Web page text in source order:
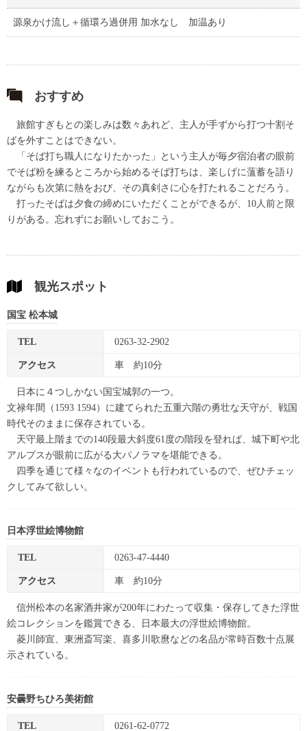
源泉かけ流し＋循環ろ過併用 加水なし 加温あり
おすすめ
旅館すぎもとの楽しみは数々あれど、主人が手ずから打つ十割そ
ばを外すことはできない。
「そば打ち職人になりたかった」という主人が毎夕宿泊者の眼前
でそば粉を練るところから始めるそば打ちは、楽しげに薀蓄を語り
ながらも次第に熱をおび、その真剣さに心を打たれることだろう。
打ったそばは夕食の締めにいただくことができるが、10人前と限
りがある。忘れずにお願いしておこう。
観光スポット
国宝 松本城
TEL 0263-32-2902
アクセス 車 約10分
日本に４つしかない国宝城郭の一つ。
文禄年間（1593 1594）に建てられた五重六階の勇壮な天守が、戦国
時代そのままに保存されている。
天守最上階までの140段最大斜度61度の階段を登れば、城下町や北
アルプスが眼前に広がる大パノラマを堪能できる。
四季を通じて様々なのイベントも行われているので、ぜひチェッ
クしてみて欲しい。
日本浮世絵博物館
TEL 0263-47-4440
アクセス 車 約10分
信州松本の名家酒井家が200年にわたって収集・保存してきた浮世
絵コレクションを鑑賞できる、日本最大の浮世絵博物館。
菱川師宣、東洲斎写楽、喜多川歌麿などの名品が常時百数十点展
示されている。
安曇野ちひろ美術館
TEL 0261-62-0772